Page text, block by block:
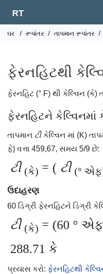
RT
ઘર / રૂપાંતર / તાપમાન રૂપાંતર /
ફેરનહિટથી
ફેરનહિટ (° F) થી કેલ્વિન (કે)
ફેરનહિટને કેલ્વિનમાં
તાપમાન ટીકેલ્વિન માં (K)
ફે) વત્તા 459,67, સમય 5/9 છે:
ટી (કે) = ( ટી (°
ઉદાહરણ
60 ડિગ્રી ફેરનહિટને ડિગ્રી
ટી (કે) = (60 ° એફ
288.71 કે
પ્રયાસ કરો: ફેરનહિટથી